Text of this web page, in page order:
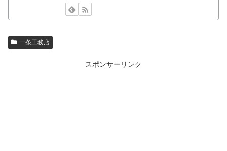
一条工務店
スポンサーリンク